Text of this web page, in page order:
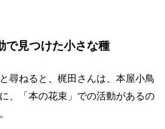
で見つけた小さな種
尋ねると、梶田さんは、本屋小鳥
、「本の花束」での活動があるの